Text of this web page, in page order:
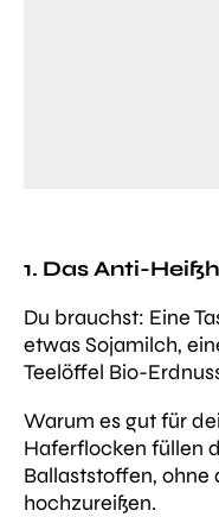
1. Das Anti-
Du brauchst: Eine
etwas Sojamilch,
Teelöffel Bio-
Warum es gut für
Haferflocken füllen
Ballaststoffen,
hochzureißen.